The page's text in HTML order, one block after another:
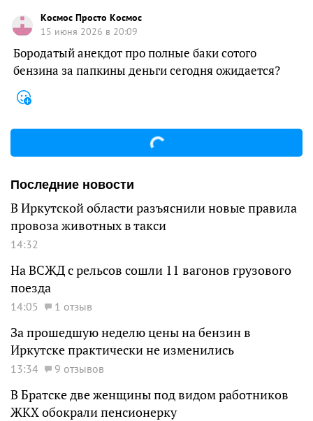
Космос Просто Космос
15 июня 2026 в 20:09
Бородатый анекдот про полные баки сотого
бензина за папкины деньги сегодня ожидается?
Последние новости
В Иркутской области разъяснили новые правила
провоза животных в такси
14:32
На ВСЖД с рельсов сошли 11 вагонов грузового
поезда
14:05 1 отзыв
За прошедшую неделю цены на бензин в
Иркутске практически не изменились
13:34 9 отзывов
В Братске две женщины под видом работников
ЖКХ обокрали пенсионерку